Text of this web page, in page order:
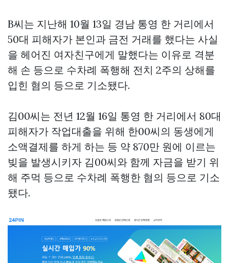
B씨는 지난해 10월 13일 경남 통영 한 거리에서
50대 피해자가 본인과 금전 거래를 했다는 사실
을 헤어진 여자친구에게 말했다는 이유로 격분
해 손 등으로 수차례 폭행해 전치 2주의 상해를
입힌 혐의 등으로 기소됐다.
김00씨는 전년 12월 16일 통영 한 거리에서 80대
피해자가 작업대출을 위해 한00씨의 동생에게
소액결제를 하게 하는 등 약 870만 원에 이르는
빚을 발생시키자 김00씨와 함께 자금을 받기 위
해 주먹 등으로 수차례 폭행한 혐의 등으로 기소
됐다.